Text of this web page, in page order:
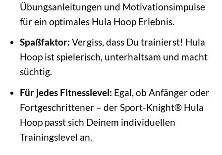
Übungsanleitungen und Motivationsimpulse
für ein optimales Hula Hoop Erlebnis.
Spaßfaktor: Vergiss, dass Du trainierst! Hula
Hoop ist spielerisch, unterhaltsam und macht
süchtig.
Für jedes Fitnesslevel: Egal, ob Anfänger oder
Fortgeschrittener – der Sport-Knight® Hula
Hoop passt sich Deinem individuellen
Trainingslevel an.